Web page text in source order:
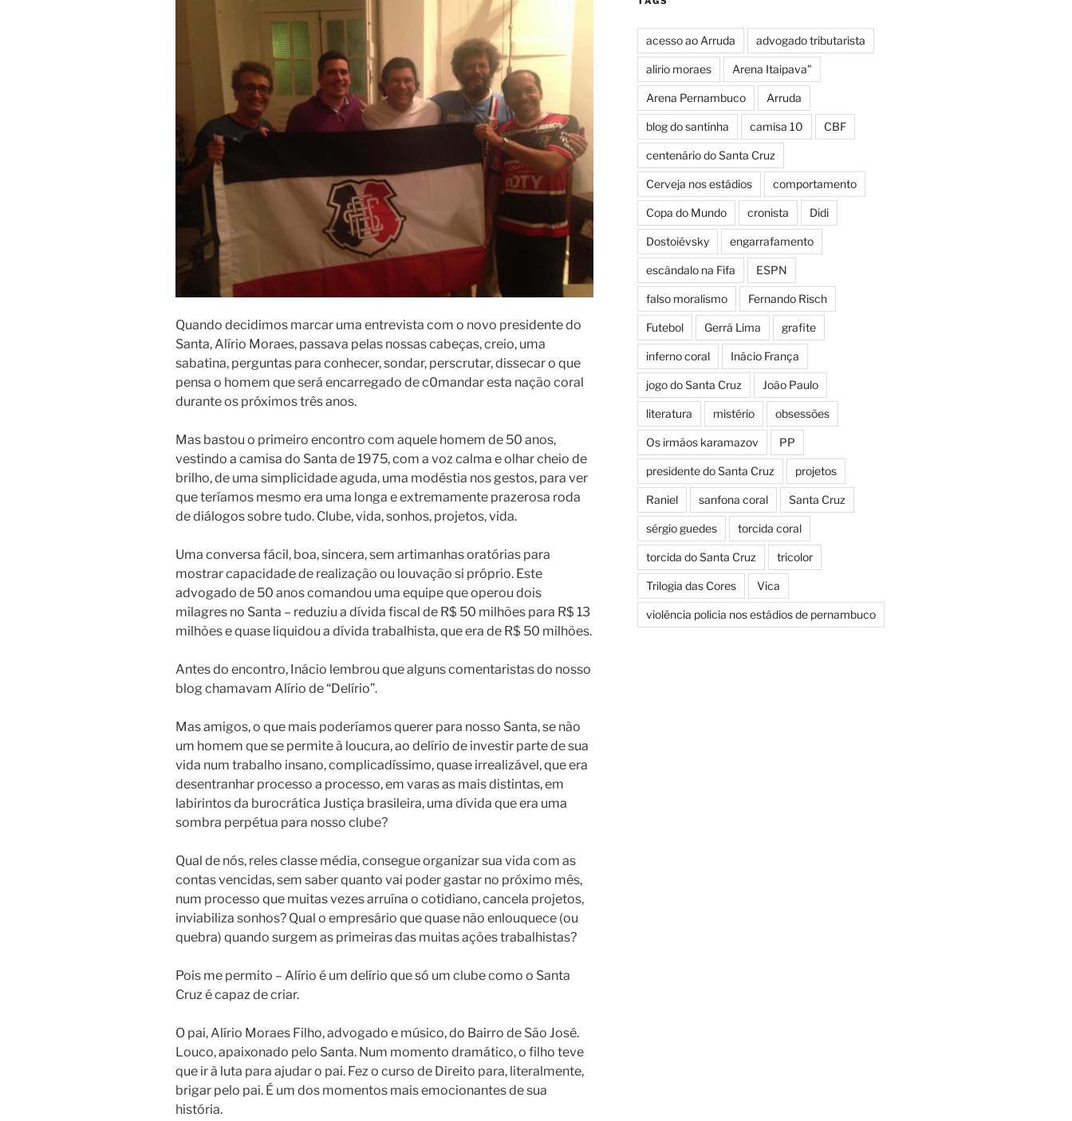
Quando decidimos marcar uma entrevista com o novo presidente do
Santa, Alírio Moraes, passava pelas nossas cabeças, creio, uma
sabatina, perguntas para conhecer, sondar, perscrutar, dissecar o que
pensa o homem que será encarregado de c0mandar esta nação coral
durante os próximos três anos.
Mas bastou o primeiro encontro com aquele homem de 50 anos,
vestindo a camisa do Santa de 1975, com a voz calma e olhar cheio de
brilho, de uma simplicidade aguda, uma modéstia nos gestos, para ver
que teríamos mesmo era uma longa e extremamente prazerosa roda
de diálogos sobre tudo. Clube, vida, sonhos, projetos, vida.
Uma conversa fácil, boa, sincera, sem artimanhas oratórias para
mostrar capacidade de realização ou louvação si próprio. Este
advogado de 50 anos comandou uma equipe que operou dois
milagres no Santa – reduziu a dívida fiscal de R$ 50 milhões para R$ 13
milhões e quase liquidou a dívida trabalhista, que era de R$ 50 milhões.
Antes do encontro, Inácio lembrou que alguns comentaristas do nosso
blog chamavam Alírio de “Delírio”.
Mas amigos, o que mais poderíamos querer para nosso Santa, se não
um homem que se permite à loucura, ao delírio de investir parte de sua
vida num trabalho insano, complicadíssimo, quase irrealizável, que era
desentranhar processo a processo, em varas as mais distintas, em
labirintos da burocrática Justiça brasileira, uma dívida que era uma
sombra perpétua para nosso clube?
Qual de nós, reles classe média, consegue organizar sua vida com as
contas vencidas, sem saber quanto vai poder gastar no próximo mês,
num processo que muitas vezes arruína o cotidiano, cancela projetos,
inviabiliza sonhos? Qual o empresário que quase não enlouquece (ou
quebra) quando surgem as primeiras das muitas ações trabalhistas?
Pois me permito – Alírio é um delírio que só um clube como o Santa
Cruz é capaz de criar.
O pai, Alírio Moraes Filho, advogado e músico, do Bairro de São José.
Louco, apaixonado pelo Santa. Num momento dramático, o filho teve
que ir à luta para ajudar o pai. Fez o curso de Direito para, literalmente,
brigar pelo pai. É um dos momentos mais emocionantes de sua
história.
acesso ao Arruda advogado tributarista
alirio moraes Arena Itaipava"
Arena Pernambuco Arruda
blog do santinha camisa 10 CBF
centenário do Santa Cruz
Cerveja nos estádios comportamento
Copa do Mundo cronista Didi
Dostoiévsky engarrafamento
escândalo na Fifa ESPN
falso moralismo Fernando Risch
Futebol Gerrá Lima grafite
inferno coral Inácio França
jogo do Santa Cruz João Paulo
literatura mistério obsessões
Os irmãos karamazov PP
presidente do Santa Cruz projetos
Raniel sanfona coral Santa Cruz
sérgio guedes torcida coral
torcida do Santa Cruz tricolor
Trilogia das Cores Vica
violência policia nos estádios de pernambuco